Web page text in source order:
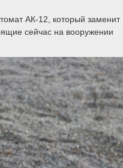
АК-12, который заменит
сейчас на вооружении